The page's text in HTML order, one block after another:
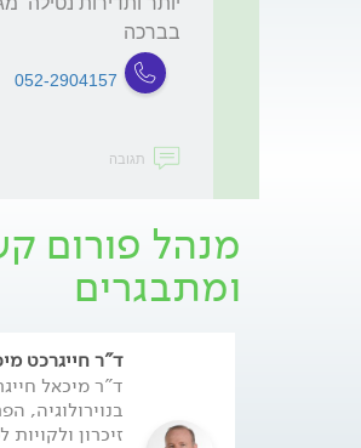
בברכה
052-2904157
תגובה
מנהל פורום
ומתבגרים
ד"ר חייגרכט
ד"ר מיכאל
בנוירולוגיה,
זיכרון